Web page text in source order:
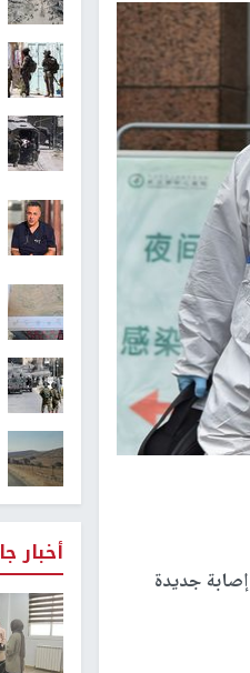
كشفت وزارة الصحة البريطانية، اليوم الاثنين، عن تسجيلها 4368 إصابة جديدة
أخبار